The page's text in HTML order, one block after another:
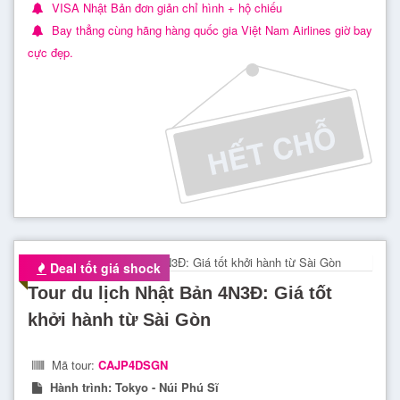
trời mọc”
1. Tour du lịch Nhật Bản – Văn hoá trà đạo
Văn hoá trà đạo phát triển vào khoảng cuối TK VII và dần
trở thành nghệ thuật thưởng thức trà tại Nhật Bản. Tham
, du khách sẽ được trải nghiệm sâu
sắc hơn về nét đẹp văn hoá đặc trưng này.
tour du lịch Nhật Bản
, du khách sẽ hiểu rõ thực tế,
văn hoá trà đạo của người dân Nhật không chủ yếu đến
chất lượng của trà. Mà chính xác, họ quan tâm đến người
pha trà, các thao tác của người pha trà. Bởi người Nhật chỉ
dùng một loại duy nhất là trà bột matcha cho các nghi thức
trà đạo.
VISA Nhật Bản đơn giản chỉ hình + hộ chiếu
Bay thẳng cùng hãng hàng quốc gia Việt Nam Airlines giờ bay
cực đẹp.
Deal tốt giá shock
Tour du lịch Nhật Bản 4N3Đ: Giá tốt
khởi hành từ Sài Gòn
Mã tour: CAJP4DSGN
Hành trình: Tokyo - Núi Phú Sĩ